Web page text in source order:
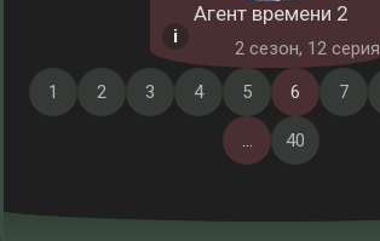
Агент времени 2
2 cезон, 12 серия
1
2 3 4 5 6 7
... 40